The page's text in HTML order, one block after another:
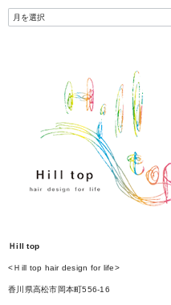
Ｈill top
<Ｈill top hair design for life>
香川県高松市岡本町556-16